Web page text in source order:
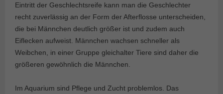
Eintritt der Geschlechtsreife kann man die Geschlechter
recht zuverlässig an der Form der Afterflosse unterscheiden,
die bei Männchen deutlich größer ist und zudem auch
Eiflecken aufweist. Männchen wachsen schneller als
Weibchen, in einer Gruppe gleichalter Tiere sind daher die
größeren gewöhnlich die Männchen.
Im Aquarium sind Pflege und Zucht problemlos. Das